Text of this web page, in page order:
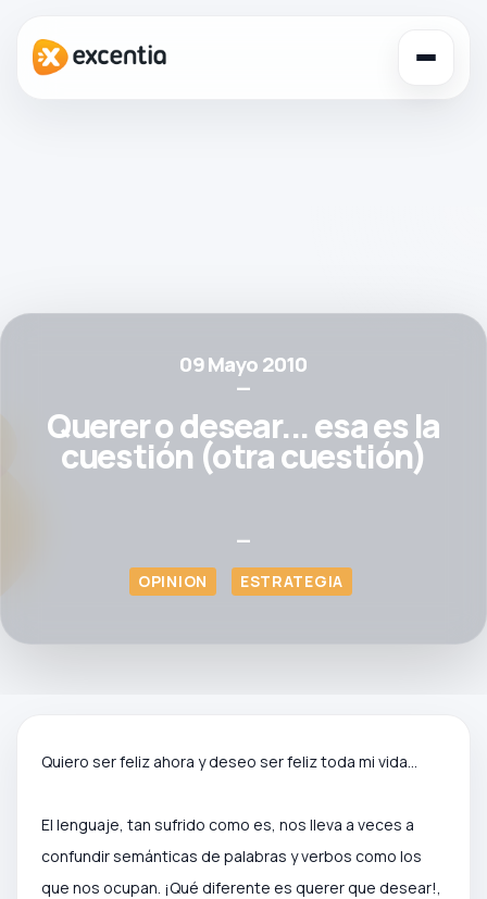
09 Mayo 2010
—
Querer o desear... esa es la
cuestión (otra cuestión)
—
OPINION ESTRATEGIA
Quiero ser feliz ahora y deseo ser feliz toda mi vida...
El lenguaje, tan sufrido como es, nos lleva a veces a
confundir semánticas de palabras y verbos como los
que nos ocupan. ¡Qué diferente es querer que desear!,